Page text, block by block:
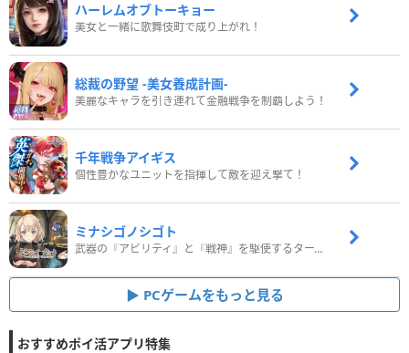
ハーレムオブトーキョー
美女と一緒に歌舞伎町で成り上がれ！
総裁の野望 -美女養成計画-
美麗なキャラを引き連れて金融戦争を制覇しよう！
千年戦争アイギス
個性豊かなユニットを指揮して敵を迎え撃て！
ミナシゴノシゴト
武器の『アビリティ』と『戦神』を駆使するターン制コマンドバトルRPG！
PCゲームをもっと見る
おすすめポイ活アプリ特集